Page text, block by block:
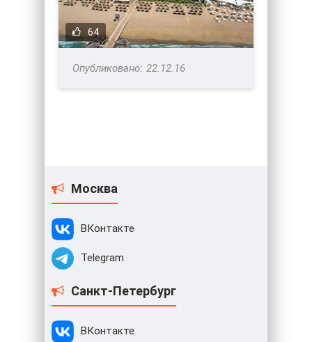
64
22.12.16
Москва
ВКонтакте
Telegram
Санкт-Петербург
ВКонтакте